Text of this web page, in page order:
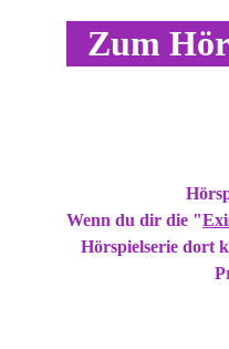
Zum
Wenn du dir die "
Hörspielserie dort